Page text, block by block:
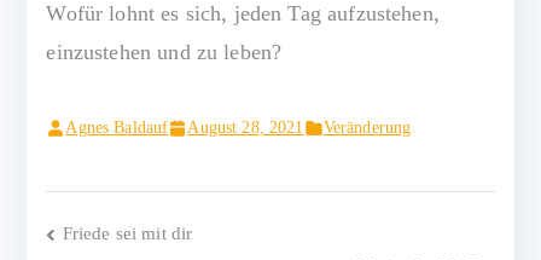
Wofür lohnt es sich, jeden Tag aufzustehen,
einzustehen und zu leben?
Agnes Baldauf August 28, 2021 Veränderung
Beitragsnavigation
Friede sei mit dir